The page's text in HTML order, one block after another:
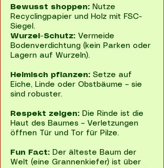
Bewusst shoppen: Nutze
Recyclingpapier und Holz mit FSC-
Siegel.
Wurzel-Schutz: Vermeide
Bodenverdichtung (kein Parken oder
Lagern auf Wurzeln).
Heimisch pflanzen: Setze auf
Eiche, Linde oder Obstbäume – sie
sind robuster.
Respekt zeigen: Die Rinde ist die
Haut des Baumes – Verletzungen
öffnen Tür und Tor für Pilze.
Fun Fact: Der älteste Baum der
Welt (eine Grannenkiefer) ist über